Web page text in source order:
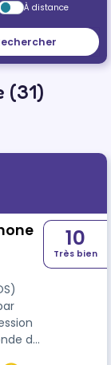
À distance
(31)
de
10
Très bien